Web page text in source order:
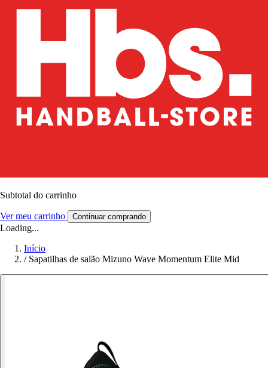
Subtotal do carrinho
Ver meu carrinho Continuar comprando
Loading...
Início
/ Sapatilhas de salão Mizuno Wave Momentum Elite Mid